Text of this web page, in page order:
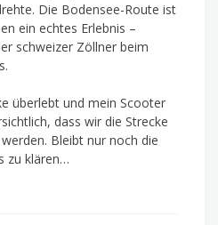
Die Bodensee-Route ist
ein echtes Erlebnis –
schweizer Zöllner beim
überlebt und mein Scooter
dass wir die Strecke
Bleibt nur noch die
zu klären…